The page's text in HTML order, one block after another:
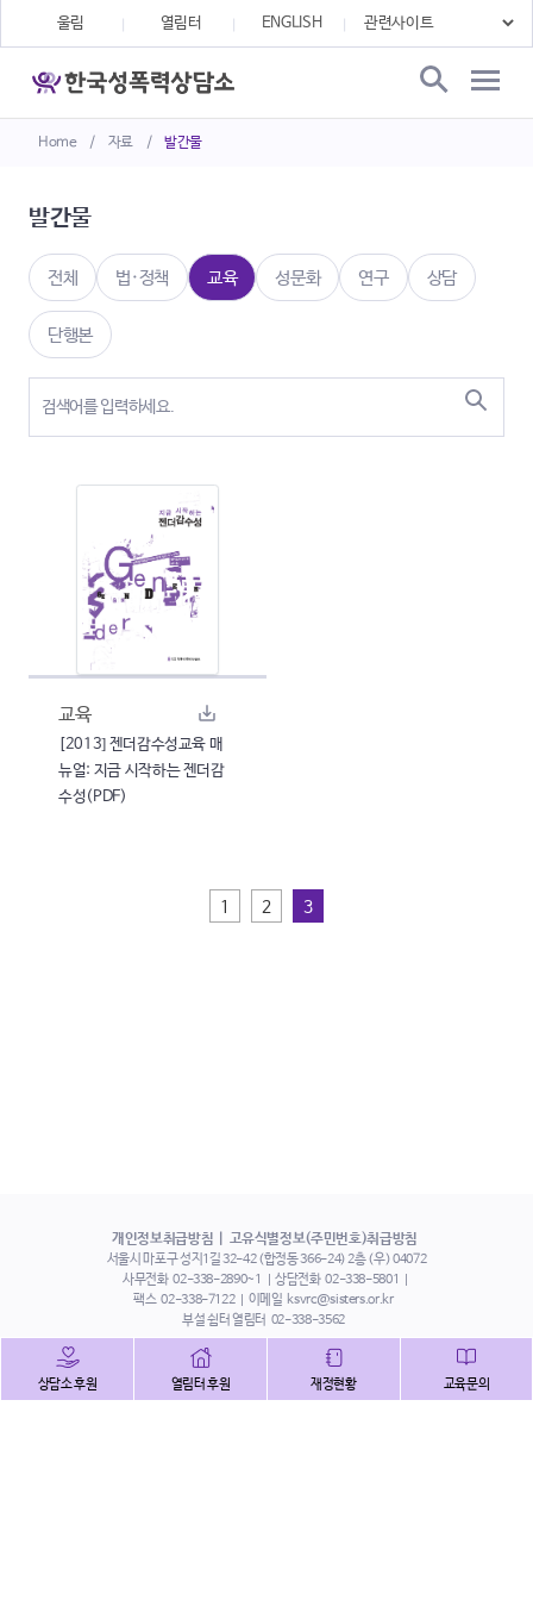
Home / 자료 / 발간물
울림 열림터 ENGLISH
발간물
전체 법·정책 교육 성문화 연구 상담
단행본
교육
[2013] 젠더감수성교육 매
뉴얼: 지금 시작하는 젠더감
수성(PDF)
1 2 3
개인정보취급방침 고유식별정보(주민번호)취급방침
서울시 마포구 성지1길 32-42 (합정동 366-24) 2층 (우) 04072
사무전화 02-338-2890~1 상담전화 02-338-5801
팩스 02-338-7122 이메일 ksvrc@sisters.or.kr
부설 쉼터 열림터 02-338-3562
상담소 후원 열림터 후원 재정현황 교육문의